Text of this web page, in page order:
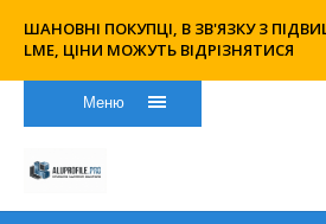
ШАНОВНІ ПОКУПЦІ, В ЗВ'ЯЗКУ З
LME, ЦІНИ МОЖУТЬ ВІДРІЗНЯТИСЯ
Меню